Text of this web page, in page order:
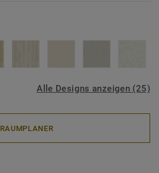
Alle Designs anzeigen (25)
RAUMPLANER